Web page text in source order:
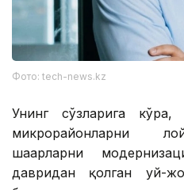
Фото: tech-news.kz
Унинг сўзларига
микрорайонларни
шаҳарларни
давридан қолган уй-